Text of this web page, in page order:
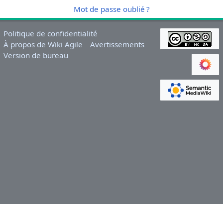
Mot de passe oublié ?
Politique de confidentialité
À propos de Wiki Agile
Avertissements
Version de bureau